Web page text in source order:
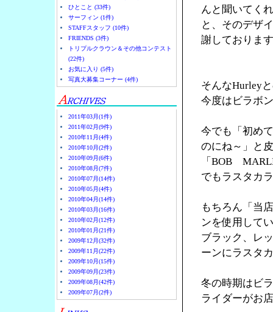
ひとこと (33件)
サーフィン (1件)
STAFFスタッフ (10件)
FRIENDS (3件)
トリプルクラウン＆その他コンテスト
(22件)
お気に入り (5件)
写真大募集コーナー (4件)
2011年03月(1件)
2011年02月(9件)
2010年11月(4件)
2010年10月(2件)
2010年09月(6件)
2010年08月(7件)
2010年07月(14件)
2010年05月(4件)
2010年04月(14件)
2010年03月(16件)
2010年02月(12件)
2010年01月(21件)
2009年12月(32件)
2009年11月(22件)
2009年10月(15件)
2009年09月(23件)
2009年08月(42件)
2009年07月(2件)
んと聞いてく
と、そのデザ
謝しておりま
そんなHurley
今度はビラボ
今でも「初め
のにね～」と
「BOB
でもラスタカ
もちろん「当
ンを使用して
ブラック、レ
ーンにラスタ
冬の時期はビ
ライダーがお